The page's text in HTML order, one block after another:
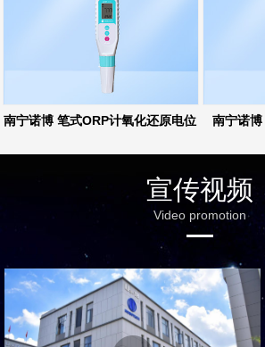
南宁诺博 笔式ORP计氧化还原电位 南宁诺
宣传视频
Video promotion